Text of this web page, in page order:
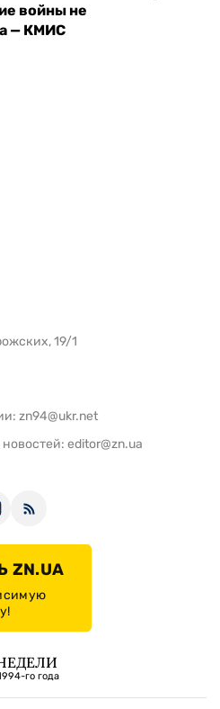
войны не
— КМИС
19/1
zn94@ukr.net
editor@zn.ua
го года